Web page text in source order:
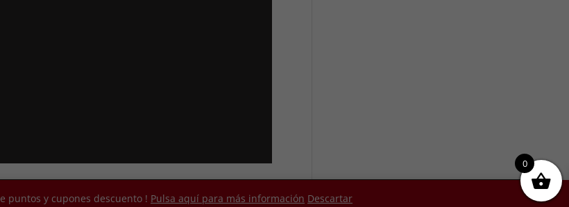
puntos y cupones descuento ! Pulsa aquí para más información Descartar
& Japonés|Instrucciones de compraDesarrollo web:www.tipomedia.com
0